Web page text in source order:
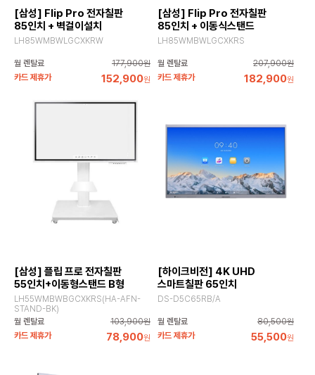
[삼성] Flip Pro 전자칠판
85인치 + 벽걸이설치
LH85WMBWLGCXKRW
월 렌탈료
177,900원
카드 제휴가
152,900원
[삼성] Flip Pro 전자칠판
85인치 + 이동식스탠드
LH85WMBWLGCXKRS
월 렌탈료
207,900원
카드 제휴가
182,900원
[삼성] 플립 프로 전자칠판
55인치+이동형스탠드 B형
LH55WMBWBGCXKRS(HA-AFN-
STAND-BK)
월 렌탈료
103,900원
카드 제휴가
78,900원
[하이크비전] 4K UHD
스마트칠판 65인치
DS-D5C65RB/A
월 렌탈료
80,500원
카드 제휴가
55,500원